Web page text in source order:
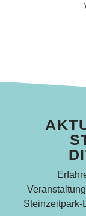
Steinzeitpark-